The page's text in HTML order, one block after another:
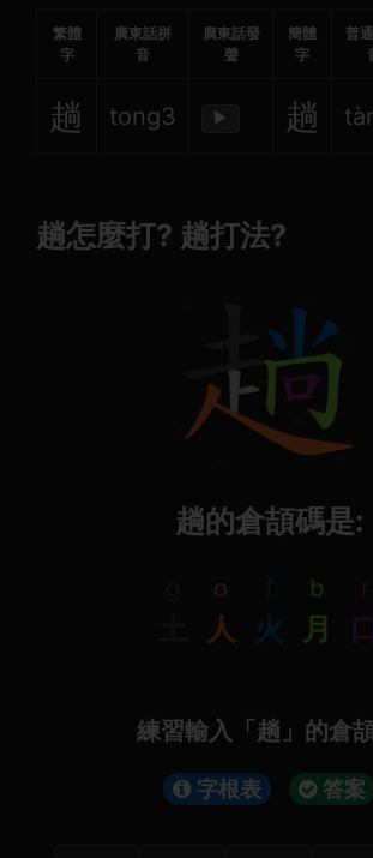
繁體
字
廣東話拼
音
廣東話發
聲
簡體
字
普
趟 tong3 ▶ 趟
趟怎麼打? 趟打法?
趟的倉頡碼是:
o
人
f
火
b
月
r
練習輸入「趟」的倉
字根表 答案